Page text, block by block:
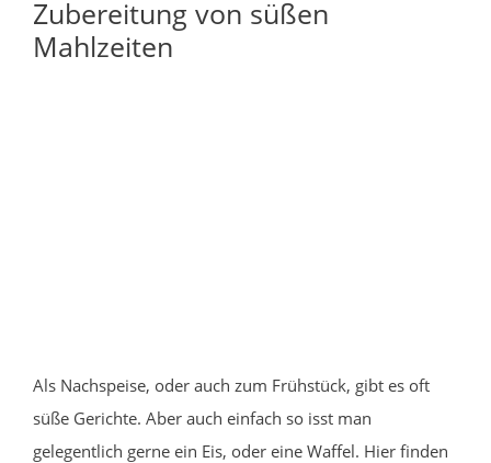
Zubereitung von süßen
Mahlzeiten
Als Nachspeise, oder auch zum Frühstück, gibt es oft
süße Gerichte. Aber auch einfach so isst man
gelegentlich gerne ein Eis, oder eine Waffel. Hier finden